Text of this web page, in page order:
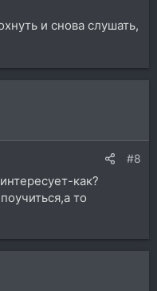
и снова слушать,
#8
как?
то